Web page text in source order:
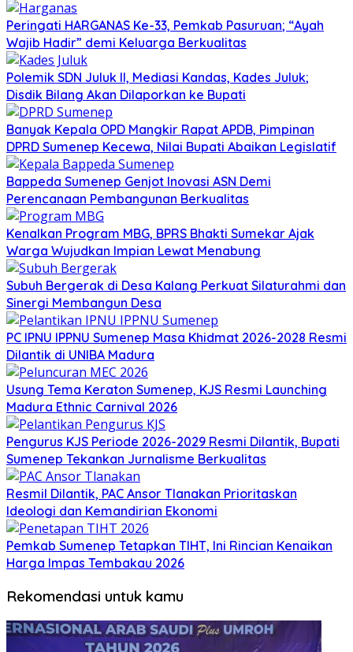
Peringati HARGANAS Ke-33, Pemkab Pasuruan; “Ayah
Wajib Hadir” demi Keluarga Berkualitas
Polemik SDN Juluk II, Mediasi Kandas, Kades Juluk;
Disdik Bilang Akan Dilaporkan ke Bupati
Banyak Kepala OPD Mangkir Rapat APDB, Pimpinan
DPRD Sumenep Kecewa, Nilai Bupati Abaikan Legislatif
Bappeda Sumenep Genjot Inovasi ASN Demi
Perencanaan Pembangunan Berkualitas
Kenalkan Program MBG, BPRS Bhakti Sumekar Ajak
Warga Wujudkan Impian Lewat Menabung
Subuh Bergerak di Desa Kalang Perkuat Silaturahmi dan
Sinergi Membangun Desa
PC IPNU IPPNU Sumenep Masa Khidmat 2026-2028 Resmi
Dilantik di UNIBA Madura
Usung Tema Keraton Sumenep, KJS Resmi Launching
Madura Ethnic Carnival 2026
Pengurus KJS Periode 2026-2029 Resmi Dilantik, Bupati
Sumenep Tekankan Jurnalisme Berkualitas
Resmil Dilantik, PAC Ansor Tlanakan Prioritaskan
Ideologi dan Kemandirian Ekonomi
Pemkab Sumenep Tetapkan TIHT, Ini Rincian Kenaikan
Harga Impas Tembakau 2026
Rekomendasi untuk kamu